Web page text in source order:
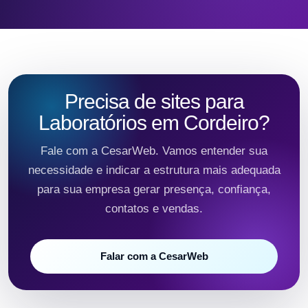
Precisa de sites para
Laboratórios em Cordeiro?
Fale com a CesarWeb. Vamos entender sua
necessidade e indicar a estrutura mais adequada
para sua empresa gerar presença, confiança,
contatos e vendas.
Falar com a CesarWeb